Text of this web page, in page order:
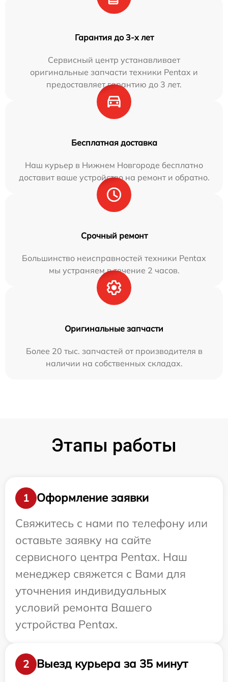
Гарантия до 3-х лет
Сервисный центр устанавливает
оригинальные запчасти техники Pentax и
предоставляет гарантию до 3 лет.
Бесплатная доставка
Наш курьер в Нижнем Новгороде бесплатно
доставит ваше устройство на ремонт и обратно.
Срочный ремонт
Большинство неисправностей техники Pentax
мы устраняем в течение 2 часов.
Оригинальные запчасти
Более 20 тыс. запчастей от производителя в
наличии на собственных складах.
Этапы работы
1
Оформление заявки
Свяжитесь с нами по телефону или
оставьте заявку на сайте
сервисного центра Pentax. Наш
менеджер свяжется с Вами для
уточнения индивидуальных
условий ремонта Вашего
устройства Pentax.
2
Выезд курьера за 35 минут